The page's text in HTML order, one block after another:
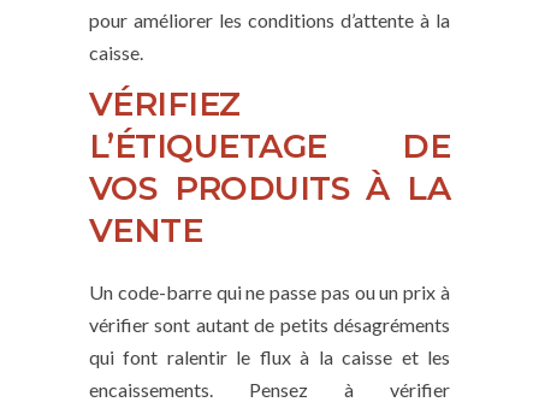
pour améliorer les conditions d’attente à la
caisse.
VÉRIFIEZ
L’ÉTIQUETAGE DE
VOS PRODUITS À LA
VENTE
Un code-barre qui ne passe pas ou un prix à
vérifier sont autant de petits désagréments
qui font ralentir le flux à la caisse et les
encaissements. Pensez à vérifier